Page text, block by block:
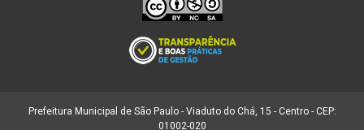
Prefeitura Municipal de São Paulo - Viaduto do Chá, 15 - Centro - CEP:
01002-020